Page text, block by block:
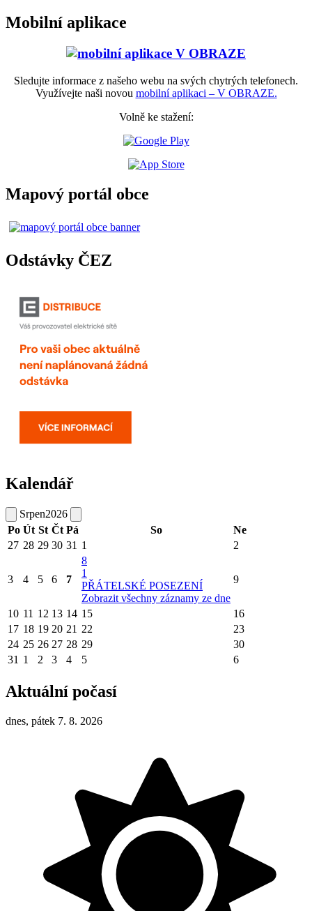
Mobilní aplikace
Sledujte informace z našeho webu na svých chytrých telefonech.
Využívejte naši novou mobilní aplikaci – V OBRAZE.
Volně ke stažení:
Mapový portál obce
Odstávky ČEZ
Kalendář
Srpen2026
Po Út St Čt Pá So
Ne
27 28 29 30 31 1 2
3 4 5 6 7
8
1
PŘÁTELSKÉ POSEZENÍ
Zobrazit všechny záznamy ze dne
9
10 11 12 13 14 15
16
17 18 19 20 21 22
23
24 25 26 27 28 29
30
31 1 2 3 4 5 6
Aktuální počasí
dnes, pátek 7. 8. 2026